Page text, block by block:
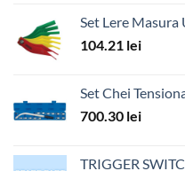
Set Lere Masura
104.21 lei
Set Chei
700.30 lei
TRIGGER